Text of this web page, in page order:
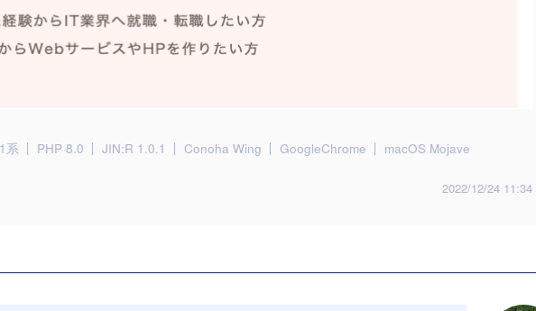
系 PHP 8.0 JIN:R 1.0.1 Conoha Wing GoogleChrome macOS Mojave
2022/12/24 11:34